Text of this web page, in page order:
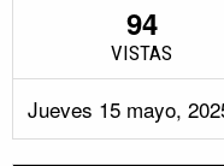
94
VISTAS
Jueves 15 mayo,